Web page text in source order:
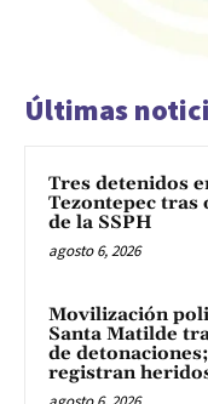
Últimas
Tres detenidos
Tezontepec tras
de la SSPH
agosto 6, 2026
Movilización
Santa Matilde
de
registran